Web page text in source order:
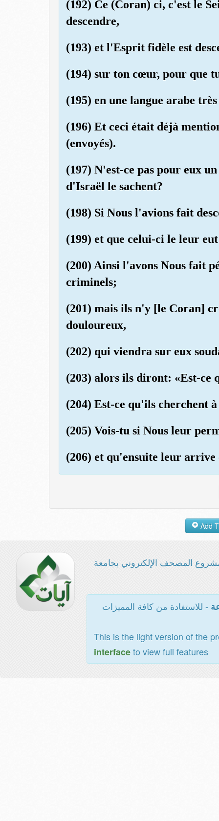
(192) Ce (Coran) ci, c'est le
descendre,
(193) et l'Esprit fidèle est
(194) sur ton cœur, pour que
(195) en une langue arabe
(196) Et ceci était déjà
(envoyés).
(197) N'est-ce pas pour eux
d'Israël le sachent?
(198) Si Nous l'avions fait
(199) et que celui-ci le leur
(200) Ainsi l'avons Nous fait
criminels;
(201) mais ils n'y [le Coran]
douloureux,
(202) qui viendra sur eux
(203) alors ils diront: «Est-ce
(204) Est-ce qu'ils cherchent
(205) Vois-tu si Nous leur
(206) et qu'ensuite leur arrive
المصحف الإلكتروني بجامعة
- للاستفادة من كافة المميزات
This is the light version of the
interfaceto view full features